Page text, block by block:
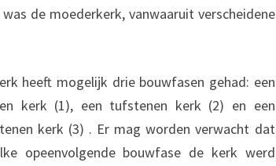
de moederkerk, vanwaaruit verscheidene
heeft mogelijk drie bouwfasen gehad: een
kerk (1), een tufstenen kerk (2) en een
kerk (3) . Er mag worden verwacht dat
opeenvolgende bouwfase de kerk werd